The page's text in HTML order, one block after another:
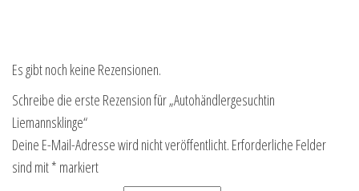
Es gibt noch keine Rezensionen.
Schreibe die erste Rezension für „Autohändlergesuchtin
Liemannsklinge“
Deine E-Mail-Adresse wird nicht veröffentlicht. Erforderliche Felder
sind mit* markiert